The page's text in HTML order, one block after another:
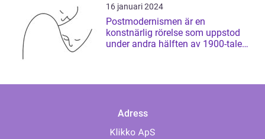
16 januari 2024
Postmodernismen är en
konstnärlig rörelse som uppstod
under andra hälften av 1900-talet
Adress